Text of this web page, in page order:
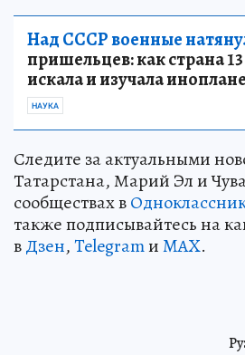
Над СССР военные
пришельцев: как страна
искала и изучала
НАУКА
Следите за актуальными
Татарстана, Марий Эл и
сообществах в
также подписывайтесь на
вДзен,TelegramиMAX.